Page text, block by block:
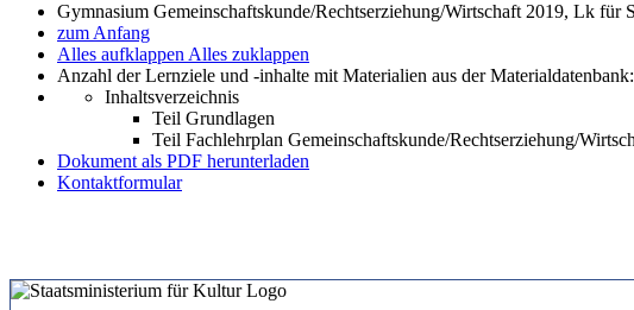
Gymnasium Gemeinschaftskunde/Rechtserziehung/Wirtschaft 2019, Lk für
zum Anfang
Alles aufklappen Alles zuklappen
Anzahl der Lernziele und -inhalte mit Materialien aus der
Inhaltsverzeichnis
Teil Grundlagen
Teil Fachlehrplan Gemeinschaftskunde/Rechtserziehung/
Dokument als PDF herunterladen
Kontaktformular